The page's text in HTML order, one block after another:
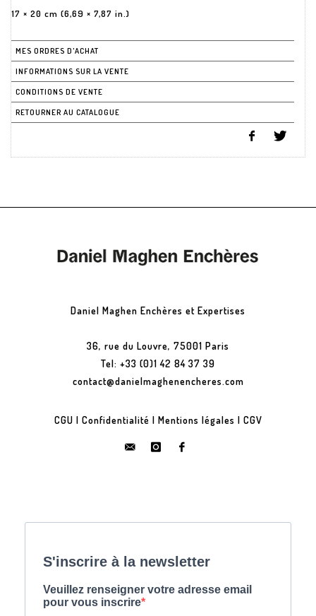
17 × 20 cm (6,69 × 7,87 in.)
MES ORDRES D'ACHAT
INFORMATIONS SUR LA VENTE
CONDITIONS DE VENTE
RETOURNER AU CATALOGUE
Daniel Maghen Enchères et Expertises
36, rue du Louvre, 75001 Paris
Tel: +33 (0)1 42 84 37 39
contact@danielmaghenencheres.com
CGU | Confidentialité | Mentions légales | CGV